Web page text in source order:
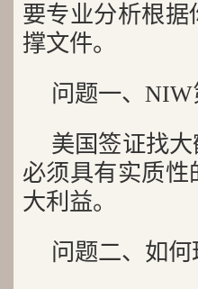
要专业分析根据
撑文件。
问题一、NIW
美国签证找
必须具有实质性
大利益。
问题二、如何